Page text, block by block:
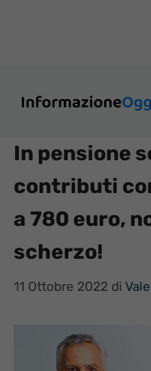
In pensione
contributi
a 780 euro,
scherzo!
11 Ottobre 2022 di